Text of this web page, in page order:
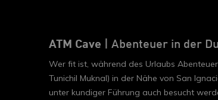
ATM Cave | Abenteuer in der
Wer fit ist, während des Urlaubs
Tunichil Muknal) in der Nähe von San
unter kundiger Führung auch besucht